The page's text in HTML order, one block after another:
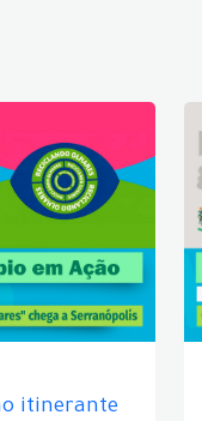
itinerante